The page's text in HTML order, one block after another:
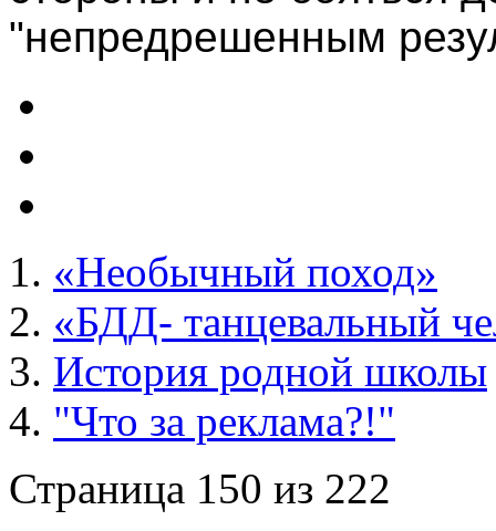
"непредрешенным
«Необычный поход»
«БДД- танцевальный
История родной школы
"Что за реклама?!"
Страница 150 из 222